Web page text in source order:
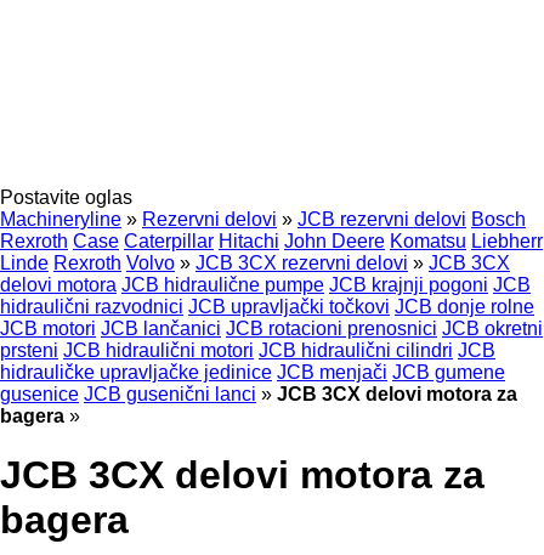
Postavite oglas
Machineryline » Rezervni delovi » JCB rezervni delovi Bosch
Rexroth Case Caterpillar Hitachi John Deere Komatsu Liebherr
Linde Rexroth Volvo » JCB 3CX rezervni delovi » JCB 3CX
delovi motora JCB hidraulične pumpe JCB krajnji pogoni JCB
hidraulični razvodnici JCB upravljački točkovi JCB donje rolne
JCB motori JCB lančanici JCB rotacioni prenosnici JCB okretni
prsteni JCB hidraulični motori JCB hidraulični cilindri JCB
hidrauličke upravljačke jedinice JCB menjači JCB gumene
gusenice JCB gusenični lanci » JCB 3CX delovi motora za
bagerа »
JCB 3CX delovi motora za
bagerа